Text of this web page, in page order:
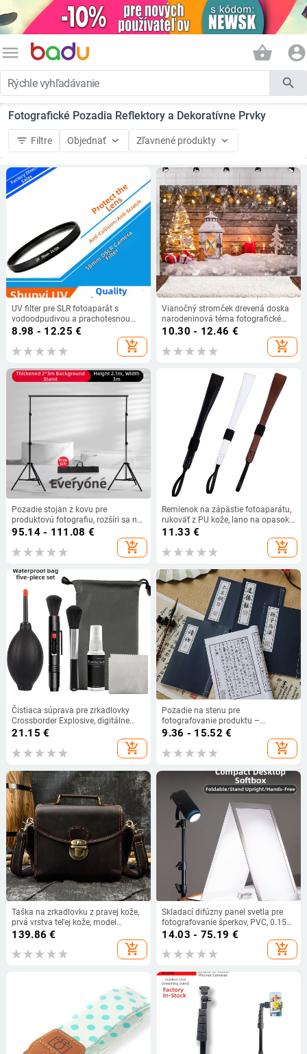
menu shopping_basket account_circle
search
Fotografické Pozadia Reflektory a Dekoratívne Prvky
filter_list Filtre Objednať keyboard_arrow_down Zľavnené produkty keyboard_arrow_down
UV filter pre SLR fotoaparát s
vodoodpudivou a prachotesnou
úpravou, viacvrstvové UV vrstvy,
model SY-005, OEM spracovanie
8.98 - 12.25 €
add_shopping_cart
Vianočný stromček drevená doska
narodeninová téma fotografické
pozadie látka cezhraničná
exkluzívna dekorácia banner
Amazon
10.30 - 12.46 €
add_shopping_cart
Pozadie stojan z kovu pre
produktovú fotografiu, rozšíri sa na
210×300 cm, hmotnosť 2,5 kg.
95.14 - 111.08 €
add_shopping_cart
Remienok na zápästie fotoaparátu,
rukoväť z PU kože, lano na opasok,
rýchloupínací konektor, zrkadlovka
11.33 €
add_shopping_cart
Čistiaca súprava pre zrkadlovky
Crossborder Explosive, digitálne
čistiace prostriedky, nástroj na
21.15 €
add_shopping_cart
Pozadie na stenu pre
fotografovanie produktu –
inšpirované starou knihou, ozdobný
9.36 - 15.52 €
add_shopping_cart
Taška na zrkadlovku z pravej kože,
prvá vrstva teľej kože, model
XJB1002, cez rameno
139.86 €
add_shopping_cart
Skladací difúzny panel svetla pre
fotografovanie šperkov, PVC, 0.15
kg
14.03 - 75.19 €
add_shopping_cart